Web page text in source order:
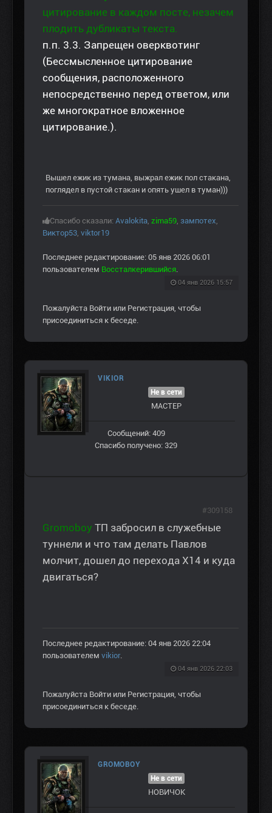
цитирование в каждом посте, незачем
плодить дубликаты текста.
п.п. 3.3. Запрещен оверквотинг
(Бессмысленное цитирование
сообщения, расположенного
непосредственно перед ответом, или
же многократное вложенное
цитирование.).
Вышел ежик из тумана, выжрал ежик пол стакана,
поглядел в пустой стакан и опять ушел в туман)))
Спасибо сказали: Avalokita, zima59, зампотех,
Виктор53, viktor19
Последнее редактирование: 05 янв 2026 06:01
пользователем Воссталкерившийся.
04 янв 2026 15:57
Пожалуйста Войти или Регистрация, чтобы
присоединиться к беседе.
VIKIOR
Не в сети
МАСТЕР
Сообщений: 409
Спасибо получено: 329
Gromoboy ТП забросил в служебные
туннели и что там делать Павлов
молчит, дошел до перехода Х14 и куда
двигаться?
Последнее редактирование: 04 янв 2026 22:04
пользователем vikior.
04 янв 2026 22:03
#309158
Пожалуйста Войти или Регистрация, чтобы
присоединиться к беседе.
GROMOBOY
Не в сети
НОВИЧОК